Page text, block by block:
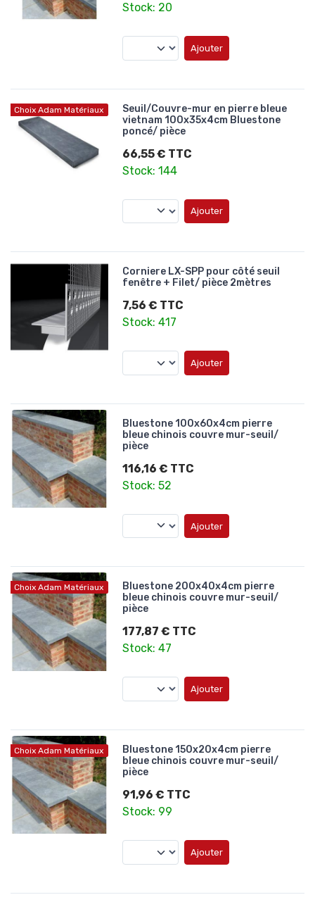
Stock: 20
Ajouter
Choix Adam Matériaux
Seuil/Couvre-mur en pierre bleue
vietnam 100x35x4cm Bluestone
poncé/ pièce
66,55 € TTC
Stock: 144
Ajouter
Corniere LX-SPP pour côté seuil
fenêtre + Filet/ pièce 2mètres
7,56 € TTC
Stock: 417
Ajouter
Bluestone 100x60x4cm pierre
bleue chinois couvre mur-seuil/
pièce
116,16 € TTC
Stock: 52
Ajouter
Choix Adam Matériaux
Bluestone 200x40x4cm pierre
bleue chinois couvre mur-seuil/
pièce
177,87 € TTC
Stock: 47
Ajouter
Choix Adam Matériaux
Bluestone 150x20x4cm pierre
bleue chinois couvre mur-seuil/
pièce
91,96 € TTC
Stock: 99
Ajouter